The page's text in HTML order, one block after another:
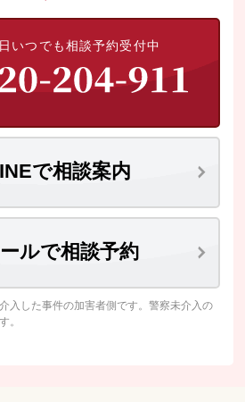
いつでも相談予約受付中
で相談案内
ルで相談予約
入した事件の加害者側です。警察未介入の
。